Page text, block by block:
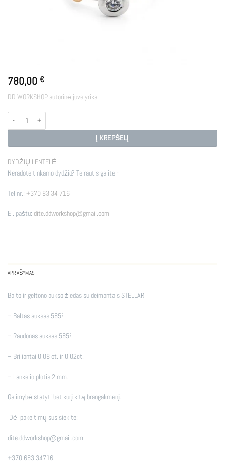
780,00 €
DD WORKSHOP autorinė juvelyrika.
produkto kiekis: STELLAR GO
Į KREPŠELĮ
DYDŽIŲ LENTELĖ
Neradote tinkamo dydžio? Teirautis galite -
Tel nr.: +370 83 34 716
El. paštu: dite.ddworkshop@gmail.com
APRAŠYMAS
Balto ir geltono aukso žiedas su deimantais STELLAR
– Baltas auksas 585º
– Raudonas auksas 585º
– Briliantai 0,08 ct. ir 0,02ct.
– Lankelio plotis 2 mm.
Galimybė statyti bet kurį kitą brangakmenį.
Dėl pakeitimų susisiekite:
dite.ddworkshop@gmail.com
+370 683 34716